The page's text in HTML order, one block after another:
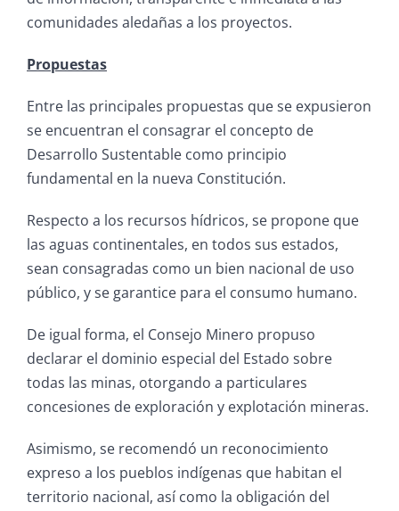
comunidades aledañas a los proyectos.
Propuestas
Entre las principales propuestas que se expusieron
se encuentran el consagrar el concepto de
Desarrollo Sustentable como principio
fundamental en la nueva Constitución.
Respecto a los recursos hídricos, se propone que
las aguas continentales, en todos sus estados,
sean consagradas como un bien nacional de uso
público, y se garantice para el consumo humano.
De igual forma, el Consejo Minero propuso
declarar el dominio especial del Estado sobre
todas las minas, otorgando a particulares
concesiones de exploración y explotación mineras.
Asimismo, se recomendó un reconocimiento
expreso a los pueblos indígenas que habitan el
territorio nacional, así como la obligación del